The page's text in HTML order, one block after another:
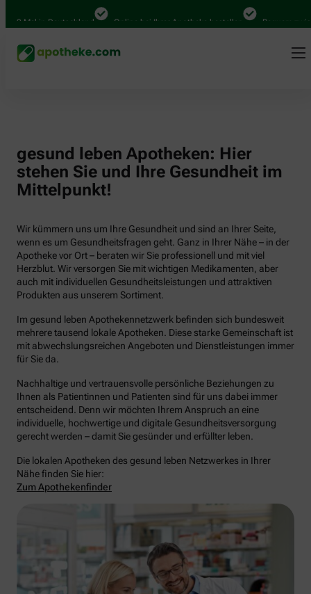
Mal in Deutschland Online bei Ihrer Apotheke bestellen Bequem
gesund leben Apotheken: Hier
stehen Sie und Ihre Gesundheit im
Mittelpunkt!
Wir kümmern uns um Ihre Gesundheit und sind an Ihrer Seite,
wenn es um Gesundheitsfragen geht. Ganz in Ihrer Nähe – in der
Apotheke vor Ort – beraten wir Sie professionell und mit viel
Herzblut. Wir versorgen Sie mit wichtigen Medikamenten, aber
auch mit individuellen Gesundheitsleistungen und attraktiven
Produkten aus unserem Sortiment.
Im gesund leben Apothekennetzwerk befinden sich bundesweit
mehrere tausend lokale Apotheken. Diese starke Gemeinschaft ist
mit abwechslungsreichen Angeboten und Dienstleistungen immer
für Sie da.
Nachhaltige und vertrauensvolle persönliche Beziehungen zu
Ihnen als Patientinnen und Patienten sind für uns dabei immer
entscheidend. Denn wir möchten Ihrem Anspruch an eine
individuelle, hochwertige und digitale Gesundheitsversorgung
gerecht werden – damit Sie gesünder und erfüllter leben.
Die lokalen Apotheken des gesund leben Netzwerkes in Ihrer
Nähe finden Sie hier:
Zum Apothekenfinder